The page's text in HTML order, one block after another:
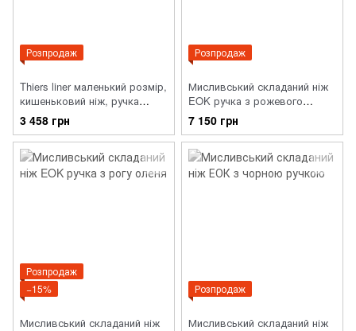
Розпродаж
Thiers liner маленький розмір,
кишеньковий ніж, ручка
екзотичне дерево
3 458 грн
Розпродаж
Мисливський складаний ніж
EOK ручка з рожевого
дерева
7 150 грн
Розпродаж
−15%
Мисливський складаний ніж
Розпродаж
Мисливський складаний ніж